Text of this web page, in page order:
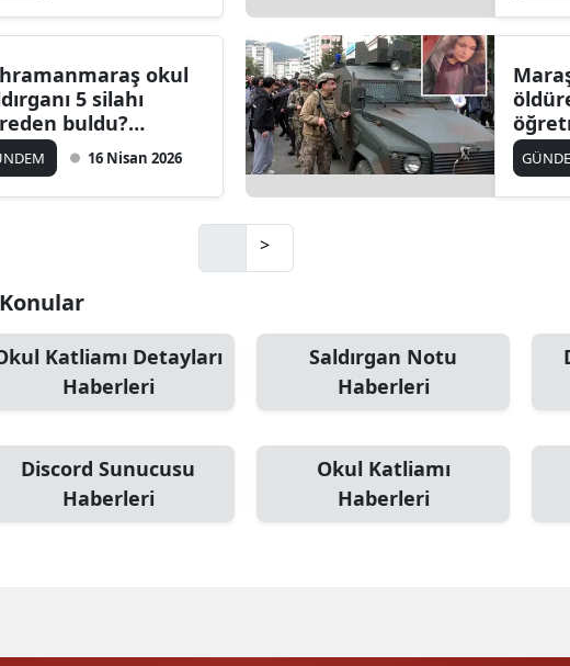
Hakkari
Hatay
Kars
Kayseri
Kırklareli
okul
5 silahı
buldu?
yanıtladı
16 Nisan 2026
>
Katliamı Detayları
Haberleri
Saldırgan Notu
Haberleri
Discord Sunucusu
Haberleri
Okul Katliamı
Haberleri